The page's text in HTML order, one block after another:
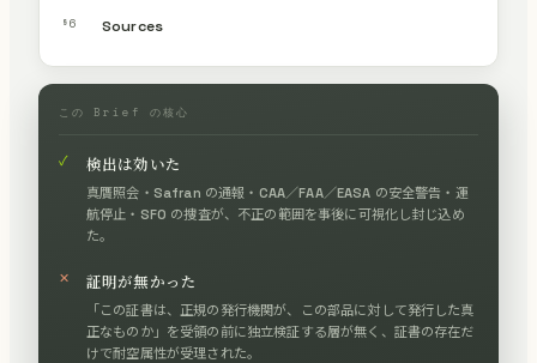
§6 Sources
この Brief の核心
✓ 検出は効いた
真贋照会・Safran の通報・CAA／FAA／EASA の安全警告・運
航停止・SFO の捜査が、不正の範囲を事後に可視化し封じ込め
た。
✕ 証明が無かった
「この証書は、正規の発行機関が、この部品に対して発行した真
正なものか」を受領の前に独立検証する層が無く、証書の存在だ
けで耐空属性が受理された。